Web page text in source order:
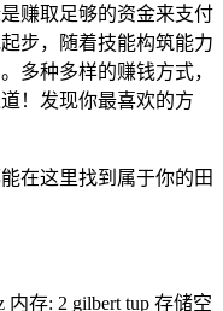
赚取足够的资金来支付
步，随着技能构筑能力
多种多样的赚钱方式，
！发现你最喜欢的方
在这里找到属于你的田
内存: 2 gilbert tup 存储空